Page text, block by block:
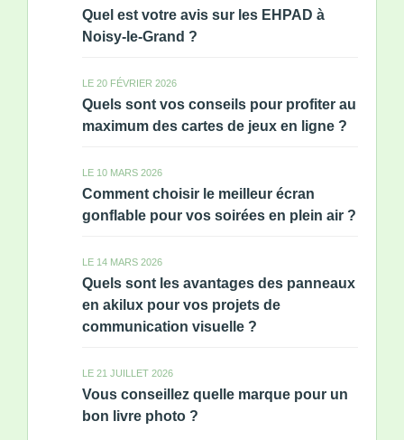
Quel est votre avis sur les EHPAD à
Noisy-le-Grand ?
LE 20 FÉVRIER 2026
Quels sont vos conseils pour profiter au
maximum des cartes de jeux en ligne ?
LE 10 MARS 2026
Comment choisir le meilleur écran
gonflable pour vos soirées en plein air ?
LE 14 MARS 2026
Quels sont les avantages des panneaux
en akilux pour vos projets de
communication visuelle ?
LE 21 JUILLET 2026
Vous conseillez quelle marque pour un
bon livre photo ?